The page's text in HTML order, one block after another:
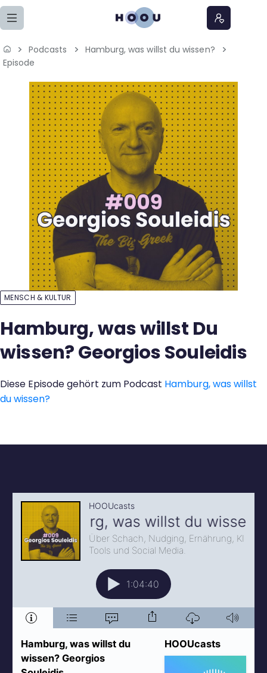
Zum Seiteninhalt springen
Lernangebote
Podcasts
Meine Lernangebote
News
Veranstaltungen
Über uns
Kontakt
Podcasts
Hamburg, was willst du wissen?
Episode
MENSCH & KULTUR
Hamburg, was willst Du
wissen? Georgios Souleidis
Diese Episode gehört zum Podcast Hamburg, was willst
du wissen?